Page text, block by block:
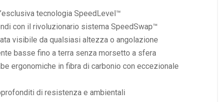
tecnologia SpeedLevel™
con il rivoluzionario sistema SpeedSwap™
visibile da qualsiasi altezza o angolazione
basse fino a terra senza morsetto a sfera
ergonomiche in fibra di carbonio con eccezionale
di resistenza e ambientali